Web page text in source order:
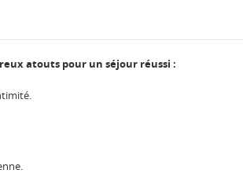
atouts pour un séjour réussi :